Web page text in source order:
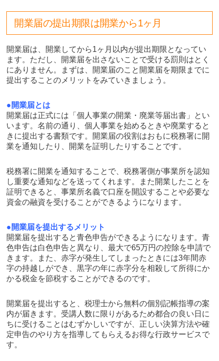
開業届の提出期限は開業から1ヶ月
開業届は、開業してから1ヶ月以内が提出期限となってい
ます。ただし、開業届を出さないことで受ける罰則はとく
にありません。まずは、開業届のこと開業届を期限までに
提出することのメリットをみていきましょう。
●開業届とは
開業届は正式には「個人事業の開業・廃業等届出書」とい
います。名前の通り、個人事業を始めるときや廃業すると
きに提出する書類です。開業届の役割はおもに税務署に開
業を通知したり、開業を証明したりすることです。
税務署に開業を通知することで、税務署側が事業所を認知
し重要な通知などを送ってくれます。また開業したことを
証明できると、事業所名義で口座を開設することや必要な
資金の融資を受けることができるようになります。
●開業届を提出するメリット
開業届を提出すると青色申告ができるようになります。青
色申告は白色申告と異なり、最大で65万円の控除を申請で
きます。また、赤字が発生してしまったときには3年間赤
字の持越しができ、黒字の年に赤字分を相殺して所得にか
かる税金を節税することができるのです。
開業届を提出すると、税理士から無料の個別記帳指導の案
内が届きます。受講人数に限りがあるため都合の良い日に
ちに受けることはむずかしいですが、正しい決算方法や確
定申告のやり方を指導してもらえるお得な行政サービスで
す。